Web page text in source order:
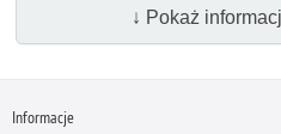
↓ Pokaż
Informacje